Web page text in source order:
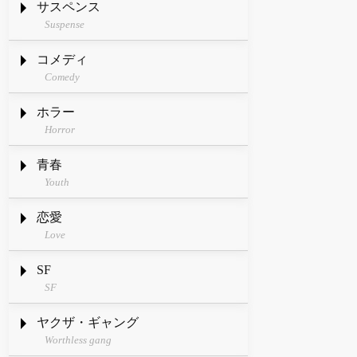
サスペンス
Suspense
コメディ
Comedy
ホラー
Horror
青春
Youth
恋愛
Love
SF
SF
ヤクザ・ギャング
Worthless gang